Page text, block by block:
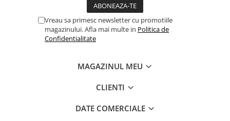
Vreau sa primesc newsletter cu promotiile
magazinului. Afla mai multe in Politica de
Confidentialitate
MAGAZINUL MEU
CLIENTI
DATE COMERCIALE